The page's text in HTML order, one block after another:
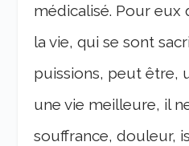
médicalisé. Pour
la vie, qui se sont
puissions, peut être,
une vie meilleure, il
souffrance, douleur,